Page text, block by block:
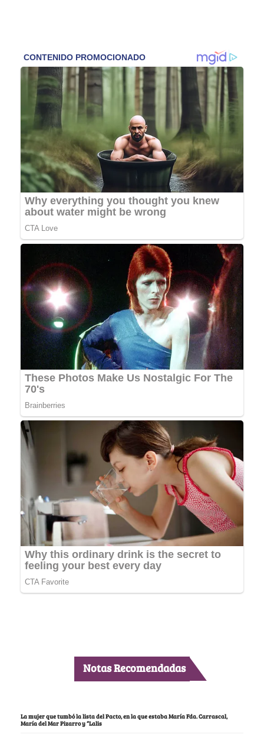
Notas Recomendadas
La mujer que tumbó la lista del Pacto, en la que estaba María Fda. Carrascal,
María del Mar Pizarro y “Lalis